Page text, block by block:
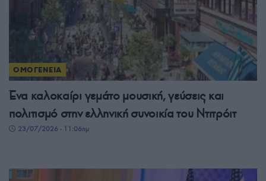
ΟΜΟΓΕΝΕΙΑ
Ένα καλοκαίρι γεμάτο μουσική, γεύσεις και
πολιτισμό στην ελληνική συνοικία του Ντιτρόιτ
23/07/2026 - 11:06πμ